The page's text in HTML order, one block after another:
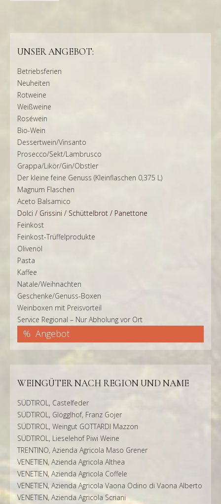
UNSER ANGEBOT:
Betriebsferien
Neuheiten
Rotweine
Weißweine
Roséwein
Bio-Wein
Dessertwein/Vinsanto
Prosecco/Sekt/Lambrusco
Grappa/Likör/Gin/Obstler
Der kleine feine Genuss (Kleinflaschen 0,375 L)
Magnum Flaschen
Aceto Balsamico
Dolci / Grissini / Schüttelbrot / Panettone
Feinkost
Feinkost-Trüffelprodukte
Olivenöl
Pasta
Kaffee
Natale/Weihnachten
Geschenke/Genuss-Boxen
Weinboxen mit Preisvorteil
Service Regional – Nur Abholung vor Ort
Angebot
WEINGÜTER NACH REGION UND NAME
SÜDTIROL, Castelfeder
SÜDTIROL, Glögglhof, Franz Gojer
SÜDTIROL, Weingut GOTTARDI Mazzon
SÜDTIROL, Lieselehof Piwi Weine
TRENTINO, Azienda Agricola Maso Grener
VENETIEN, Azienda Agricola Althea
VENETIEN, Azienda Agricola Coffele
VENETIEN, Azienda Agricola Vaona Odino di Vaona Alberto
VENETIEN, Azienda Agricola Scriani